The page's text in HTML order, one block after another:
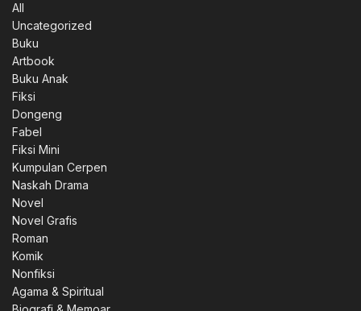
All
Uncategorized
Buku
Artbook
Buku Anak
Fiksi
Dongeng
Fabel
Fiksi Mini
Kumpulan Cerpen
Naskah Drama
Novel
Novel Grafis
Roman
Komik
Nonfiksi
Agama & Spiritual